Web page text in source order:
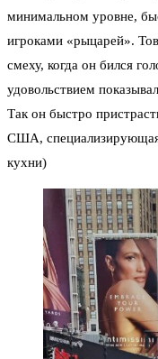
минимальном уровне,
игроками «рыцарей».
смеху, когда он бился
удовольствием
Так он быстро
США,
кухни)